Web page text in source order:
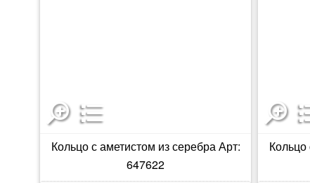
Кольцо с аметистом из серебра Арт:
647622
Кольцо